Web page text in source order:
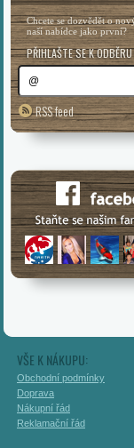
Chcete se dozvědět o
naší nabídce jako první?
PŘIHLAŠTE SE K
RSS feed
VŠE K NÁKUPU:
Obchodní podmínky
Doprava
Nákupní řád
Reklamační řád